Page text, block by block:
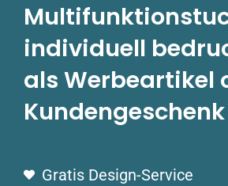
individuell
als Werbeartikel
Kundengeschenk
Gratis Design-Service